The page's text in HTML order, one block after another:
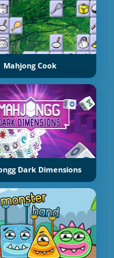
Mahjong Cook
Dark Dimensions